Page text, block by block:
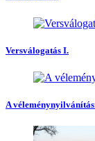
Versválogatás I.
A